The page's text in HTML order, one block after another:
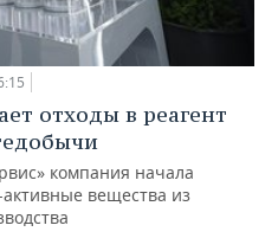
отходы в реагент
компания начала
вещества из